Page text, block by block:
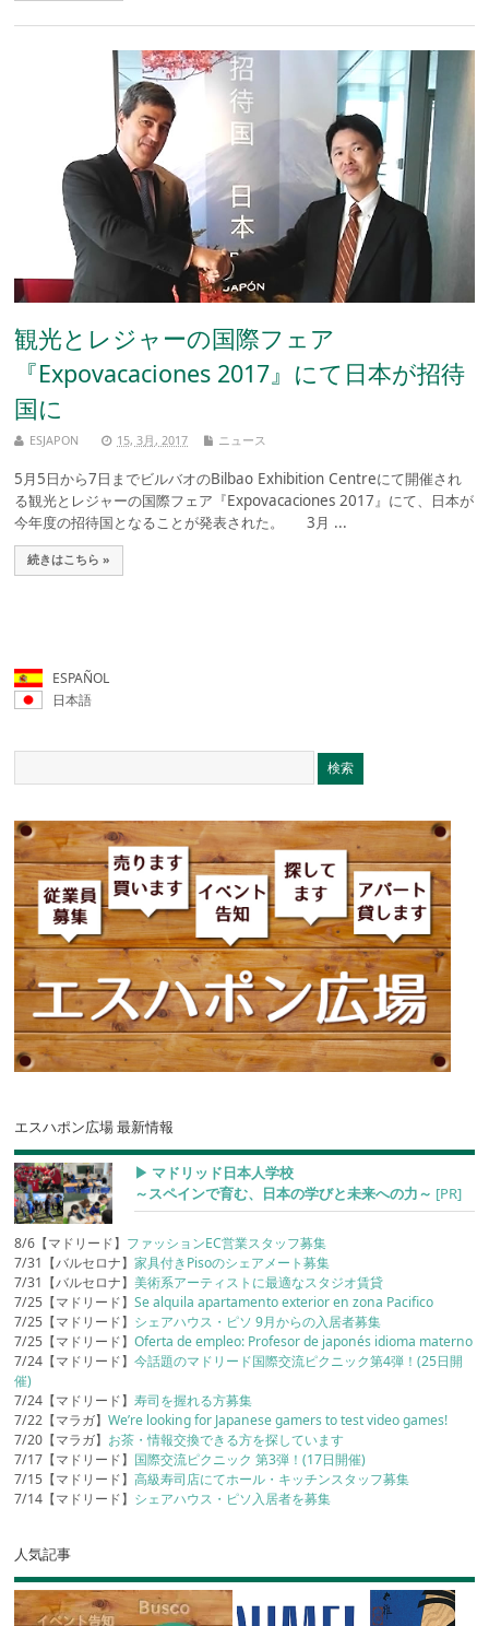
観光とレジャーの国際フェア
『Expovacaciones 2017』にて日本が招待
国に
ESJAPON 15, 3月, 2017 ニュース
5月5日から7日までビルバオのBilbao Exhibition Centreにて開催され
る観光とレジャーの国際フェア『Expovacaciones 2017』にて、日本が
今年度の招待国となることが発表された。 3月 ...
続きはこちら »
ESPAÑOL
日本語
エスハポン広場 最新情報
▶︎ マドリッド日本人学校
～スペインで育む、日本の学びと未来への力～ [PR]
8/6【マドリード】 ファッションEC営業スタッフ募集
7/31【バルセロナ】家具付きPisoのシェアメート募集
7/31【バルセロナ】美術系アーティストに最適なスタジオ賃貸
7/25【マドリード】Se alquila apartamento exterior en zona Pacifico
7/25【マドリード】 シェアハウス・ピソ 9月からの入居者募集
7/25【マドリード】Oferta de empleo: Profesor de japonés idioma materno
7/24【マドリード】今話題のマドリード国際交流ピクニック第4弾！(25日開
催)
7/24【マドリード】寿司を握れる方募集
7/22【マラガ】We’re looking for Japanese gamers to test video games!
7/20【マラガ】 お茶・情報交換できる方を探しています
7/17【マドリード】 国際交流ピクニック 第3弾！(17日開催)
7/15【マドリード】高級寿司店にてホール・キッチンスタッフ募集
7/14【マドリード】 シェアハウス・ピソ入居者を募集
人気記事